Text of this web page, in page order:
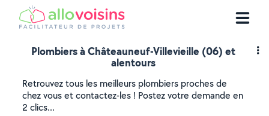
Plombiers à Châteauneuf-Villevieille (06) et
alentours
Retrouvez tous les meilleurs plombiers proches de
chez vous et contactez-les ! Postez votre demande en
2 clics...